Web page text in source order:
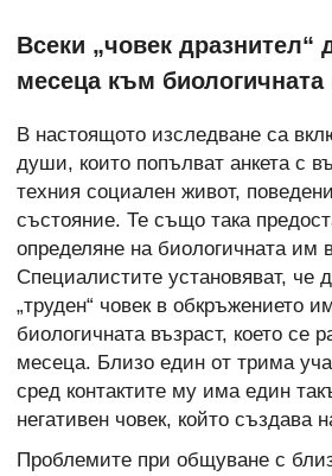
Всеки „човек дразнител“
месеца към биологичната
В настоящото изследване са
души, които попълват анкета с
техния социален живот,
състояние. Те също така
определяне на биологичната им
Специалистите установяват, че
„труден“ човек в обкръжението
биологичната възраст, което се
месеца. Близо един от трима
сред контактите му има един
негативен човек, който създава
Проблемите при общуване с